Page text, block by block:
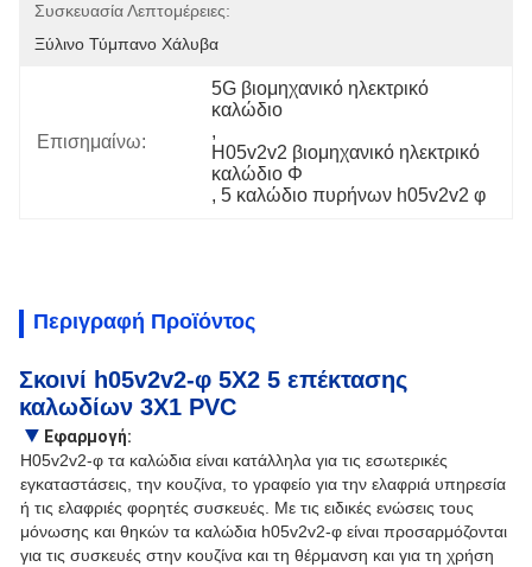
Συσκευασία Λεπτομέρειες:
Ξύλινο Τύμπανο Χάλυβα
Επισημαίνω:
5G βιομηχανικό ηλεκτρικό
καλώδιο
,
H05v2v2 βιομηχανικό ηλεκτρικό
καλώδιο Φ
, 5 καλώδιο πυρήνων h05v2v2 φ
Περιγραφή Προϊόντος
Σκοινί h05v2v2-φ 5X2 5 επέκτασης
καλωδίων 3X1 PVC
▼ Εφαρμογή:
H05v2v2-φ τα καλώδια είναι κατάλληλα για τις εσωτερικές
εγκαταστάσεις, την κουζίνα, το γραφείο για την ελαφριά υπηρεσία
ή τις ελαφριές φορητές συσκευές. Με τις ειδικές ενώσεις τους
μόνωσης και θηκών τα καλώδια h05v2v2-φ είναι προσαρμόζονται
για τις συσκευές στην κουζίνα και τη θέρμανση και για τη χρήση